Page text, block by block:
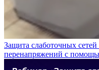
Защита слаботочных
перенапряжений с